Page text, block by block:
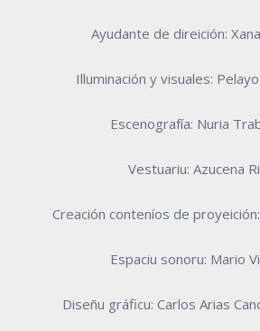
Ayudante de direición:
Illuminación y visuales:
Escenografía: Nuria
Vestuariu: Azucena
Creación conteníos de
Espaciu sonoru: Mario
Diseñu gráficu: Carlos Arias